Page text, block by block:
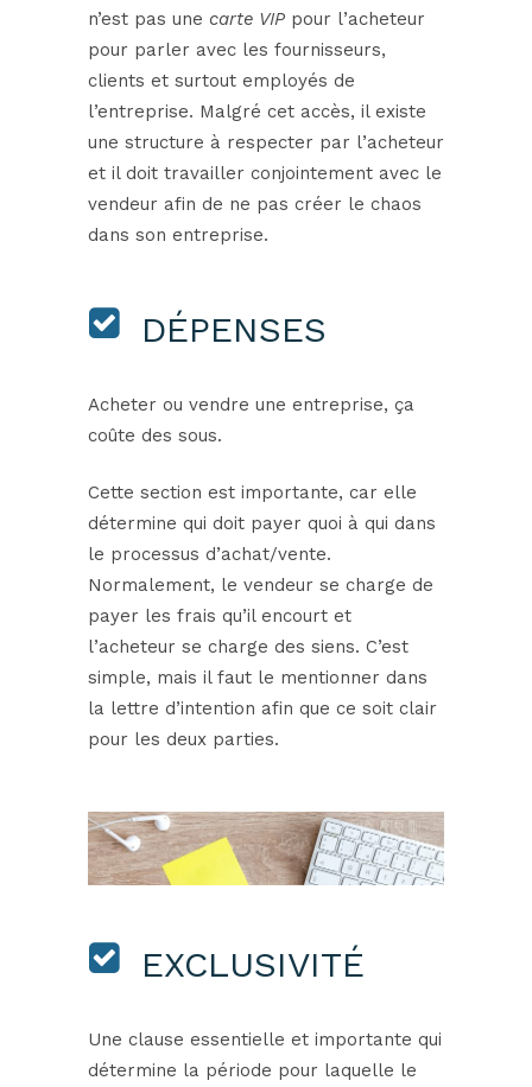
n’est pas une carte VIP pour l’acheteur
pour parler avec les fournisseurs,
clients et surtout employés de
l’entreprise. Malgré cet accès, il existe
une structure à respecter par l’acheteur
et il doit travailler conjointement avec le
vendeur afin de ne pas créer le chaos
dans son entreprise.
DÉPENSES
Acheter ou vendre une entreprise, ça
coûte des sous.
Cette section est importante, car elle
détermine qui doit payer quoi à qui dans
le processus d’achat/vente.
Normalement, le vendeur se charge de
payer les frais qu’il encourt et
l’acheteur se charge des siens. C’est
simple, mais il faut le mentionner dans
la lettre d’intention afin que ce soit clair
pour les deux parties.
EXCLUSIVITÉ
Une clause essentielle et importante qui
détermine la période pour laquelle le